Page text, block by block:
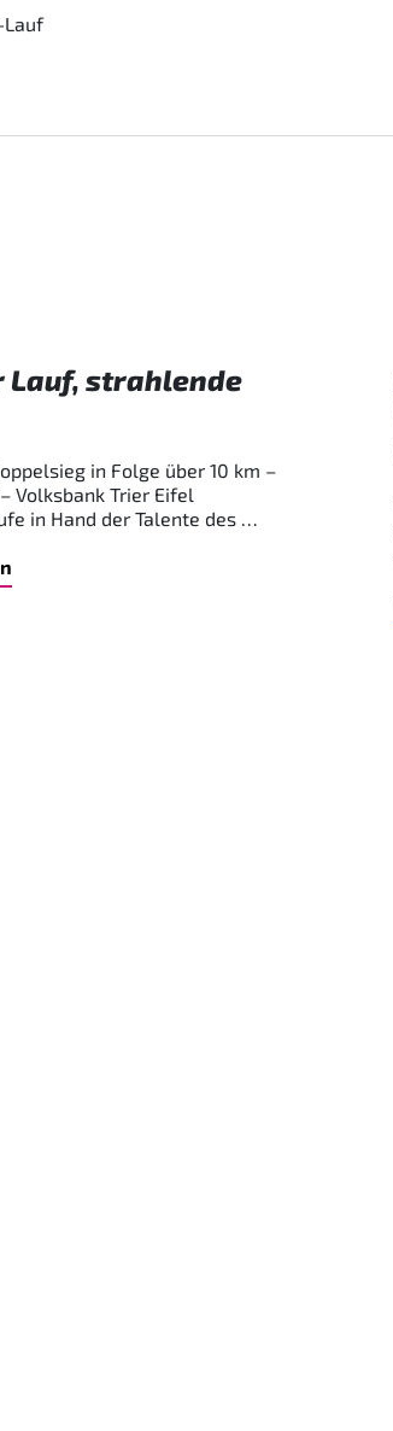
Lauf
Lauf, strahlende
in Folge über 10 km –
Volksbank Trier Eifel
in Hand der Talente des …